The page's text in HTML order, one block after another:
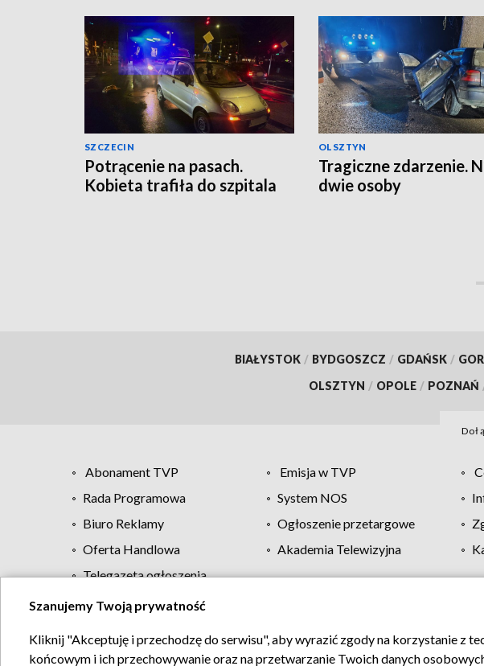
SZCZECIN
Potrącenie na pasach.
Kobieta trafiła do szpitala
OLSZTYN
Tragiczne zdarzenie.
dwie osoby
BIAŁYSTOK / BYDGOSZCZ / GDAŃSK /
OLSZTYN / OPOLE / POZNAŃ
Abonament TVP Emisja w TVP
Rada Programowa
System NOS
Biuro Reklamy
Ogłoszenie przetargowe
Oferta Handlowa
Akademia Telewizyjna
Telegazeta ogłoszenia
Regulamin TVP Polityka prywatności
Szanujemy Twoją prywatność
Kliknij "Akceptuję i przechodzę do serwisu", aby wyrazić zgody na korzystanie z
końcowym i ich przechowywanie oraz na przetwarzanie Twoich danych